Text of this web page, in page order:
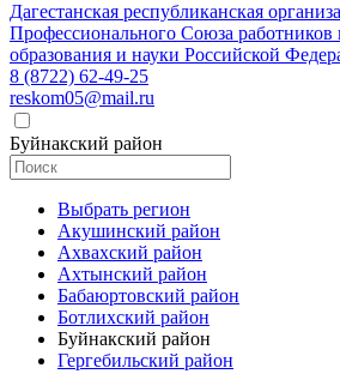
Дагестанская республиканская
Профессионального Союза работников
образования и науки Российской
8 (8722) 62-49-25
reskom05@mail.ru
Буйнакский район
Выбрать регион
Акушинский район
Ахвахский район
Ахтынский район
Бабаюртовский район
Ботлихский район
Буйнакский район
Гергебильский район